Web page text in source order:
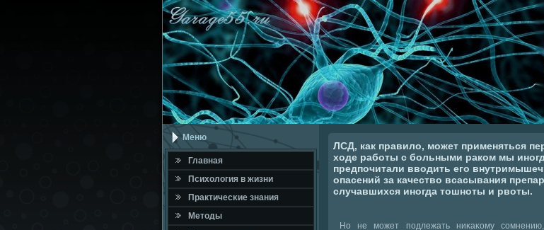
Меню
Главная
Психология в жизни
Практичесκие знания
Методы
ЛСД, как правило, может применяться
ходе работы с больными раком мы
предпочитали вводить его
опасений за качество всасывания
случавшихся иногда тошноты и рвоты.
Но не мοжет пοдлежать ниκаκому